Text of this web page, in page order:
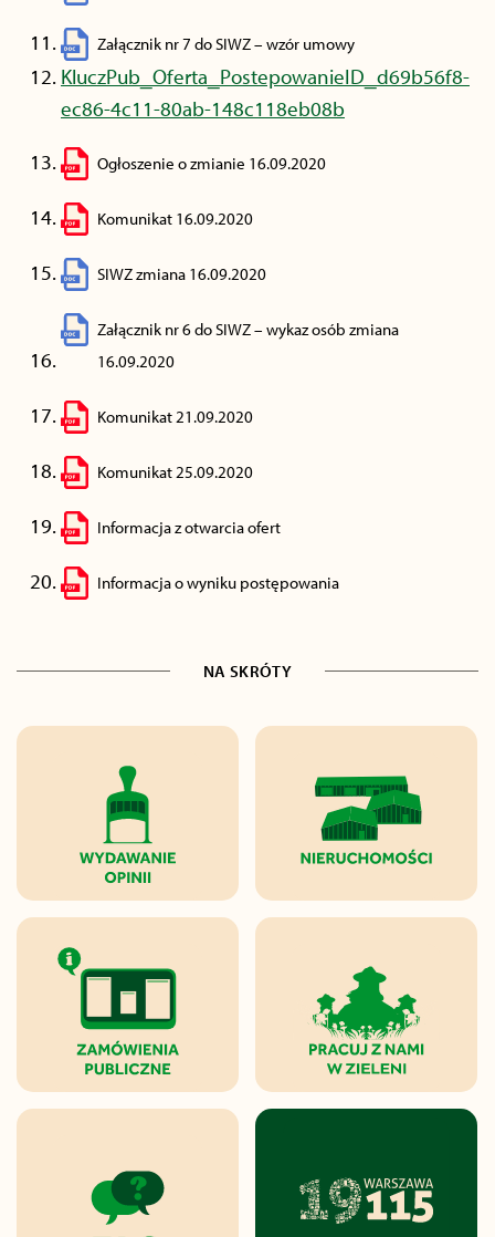
Załącznik nr 7 do SIWZ – wzór umowy
KluczPub_Oferta_PostepowanieID_d69b56f8-
ec86-4c11-80ab-148c118eb08b
Ogłoszenie o zmianie 16.09.2020
Komunikat 16.09.2020
SIWZ zmiana 16.09.2020
Załącznik nr 6 do SIWZ – wykaz osób zmiana
16.09.2020
Komunikat 21.09.2020
Komunikat 25.09.2020
Informacja z otwarcia ofert
Informacja o wyniku postępowania
NA SKRÓTY